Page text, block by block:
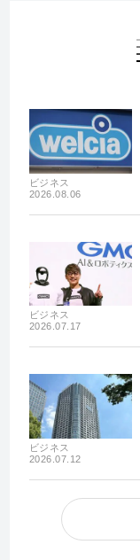
ビジネス
2026.08.06
ビジネス
2026.07.17
ビジネス
2026.07.12